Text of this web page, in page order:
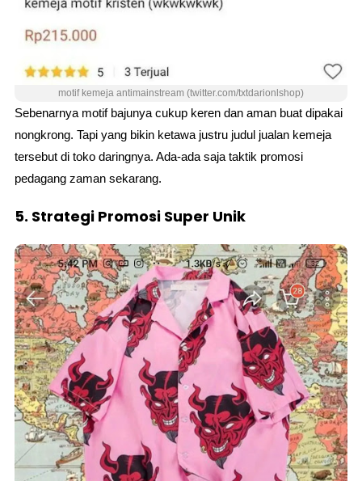
motif kemeja antimainstream (twitter.com/txtdarionlshop)
Sebenarnya motif bajunya cukup keren dan aman buat dipakai
nongkrong. Tapi yang bikin ketawa justru judul jualan kemeja
tersebut di toko daringnya. Ada-ada saja taktik promosi
pedagang zaman sekarang.
5. Strategi Promosi Super Unik